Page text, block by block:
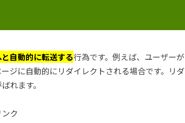
自動的に転送する行為です。例えば、ユーザーが
ジに自動的にリダイレクトされる場合です。リダ
れます。
ク